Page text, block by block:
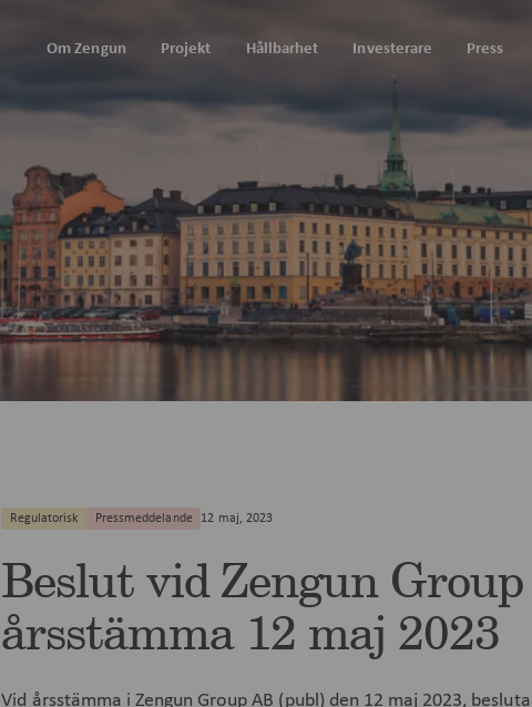
Om Zengun Projekt Hållbarhet Investerare Press
Regulatorisk Pressmeddelande 12 maj, 2023
Beslut vid Zengun
årsstämma 12 maj 2023
Vid årsstämma i Zengun Group AB (publ) den 12 maj 2023,